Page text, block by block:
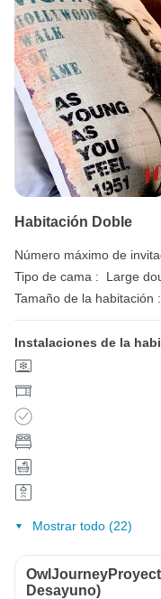
Habitación Doble
Número máximo de
Tipo de cama :
Large
Tamaño de la habitación :
Instalaciones de la
Mostrar todo (22)
Desayuno)